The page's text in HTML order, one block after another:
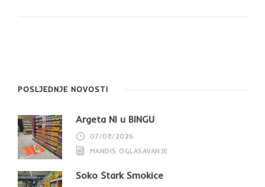
POSLJEDNJE NOVOSTI
Argeta NI u BINGU
07/08/2026
MANDIS OGLASAVANJE
Soko Štark Smokice